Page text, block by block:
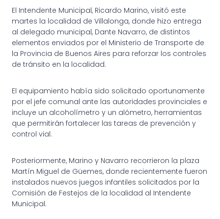
El Intendente Municipal, Ricardo Marino, visitó este
martes la localidad de Villalonga, donde hizo entrega
al delegado municipal, Dante Navarro, de distintos
elementos enviados por el Ministerio de Transporte de
la Provincia de Buenos Aires para reforzar los controles
de tránsito en la localidad.
El equipamiento había sido solicitado oportunamente
por el jefe comunal ante las autoridades provinciales e
incluye un alcoholímetro y un alómetro, herramientas
que permitirán fortalecer las tareas de prevención y
control vial.
Posteriormente, Marino y Navarro recorrieron la plaza
Martín Miguel de Güemes, donde recientemente fueron
instalados nuevos juegos infantiles solicitados por la
Comisión de Festejos de la localidad al Intendente
Municipal.